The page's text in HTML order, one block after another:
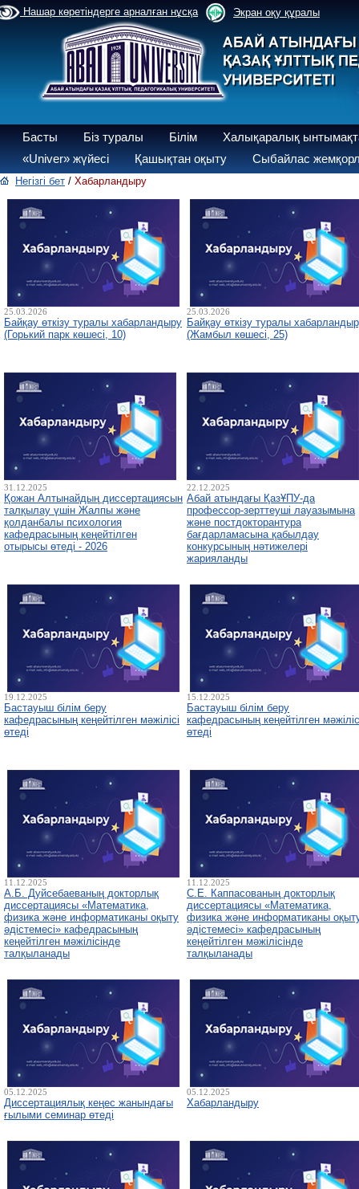
Нашар көретіндерге арналған нұсқа Экран оқу құралы
Басты Біз туралы Білім
Халықаралық
«Univer» жүйесі
Қашықтан оқыту Сыбайлас
Негізгі бет / Хабарландыру
25.03.2026
Байқау өткізу туралы хабарландыру
(Горький парк көшесі, 10)
25.03.2026
Байқау өткізу туралы
(Жамбыл көшесі, 25)
31.12.2025
Қожан Алтынайдың диссертациясын
талқылау үшін Жалпы және
қолданбалы психология
кафедрасының кеңейтілген
отырысы өтеді - 2026
22.12.2025
Абай атындағы ҚазҰПУ-да
профессор-зерттеуші лауазымына
және постдокторантура
бағдарламасына қабылдау
конкурсының нәтижелері
жарияланды
19.12.2025
Бастауыш білім беру
кафедрасының кеңейтілген мәжілісі
өтеді
15.12.2025
Бастауыш білім беру
кафедрасының кеңейтілген
өтеді
11.12.2025
А.Б. Дуйсебаеваның докторлық
диссертациясы «Математика,
физика және информатиканы оқыту
әдістемесі» кафедрасының
кеңейтілген мәжілісінде
талқыланады
11.12.2025
С.Е. Каппасованың докторлық
диссертациясы «Математика,
физика және информатиканы
әдістемесі» кафедрасының
кеңейтілген мәжілісінде
талқыланады
05.12.2025
Диссертациялық кеңес жанындағы
ғылыми семинар өтеді
05.12.2025
Хабарландыру